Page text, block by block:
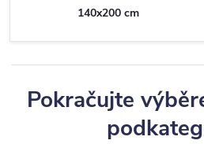
140x200 cm
Pokračujte